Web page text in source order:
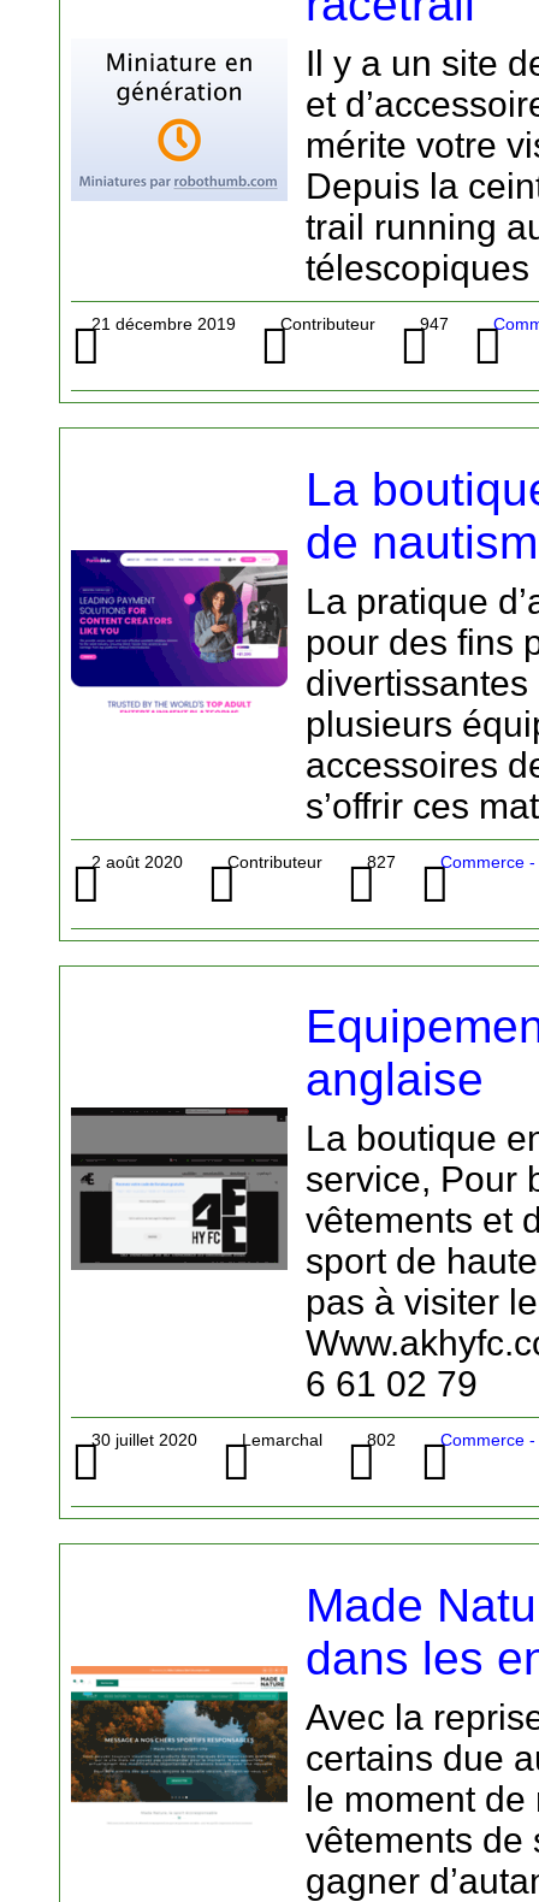
Il y a un site
et
mérite votre
Depuis la
trail running
télescopiques
21 décembre 2019 Contributeur 947
La
de
La pratique
pour des fins
divertissantes
plusieurs
accessoires
s’offrir ces
2 août 2020 Contributeur 827 Commerce
anglaise
La boutique
service, Pour
vêtements et
sport de
pas à visiter
6 61 02 79
30 juillet 2020 Lemarchal 802 Commerce
Made
dans les
Avec la
certains due
le moment
vêtements de
gagner